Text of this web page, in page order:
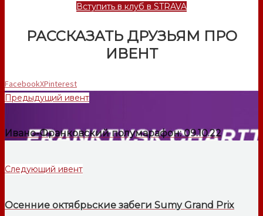
Вступить в клуб в STRAVA
РАССКАЗАТЬ ДРУЗЬЯМ ПРО
ИВЕНТ
FacebookXPinterest
Предыдущий ивент
Ивано-Франковский полумарафон: 09.10.22
Следующий ивент
Осенние октябрьские забеги Sumy Grand Prix